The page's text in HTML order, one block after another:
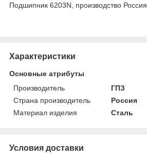
Подшипник 6203N, производство Россия.
Характеристики
Основные атрибуты
Производитель
ГПЗ
Страна производитель
Россия
Материал изделия
Сталь
Условия доставки